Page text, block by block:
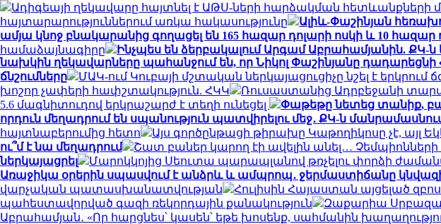
Ադիգեայի ղեկավարը հայտնել է ԱԹՍ-ների հարձակման հետևանքների
հայտարարություններում առկա հակասությունը
Ալիև-Փաշինյան
ամյա կնոջ բնակարանից գողացել են 165 հազար դոլարի ոսկի և 10 հազար
համաձայնագիրը
Ինչպես են ձերբակալում Արգամ Աբրահամյանին. ՔԿ-
նախկին ղեկավարները պահանջում են, որ Նիկոլ Փաշինյանը
ճնշումները
ՄԱԿ-ում Կուբայի մշտական ​​ներկայացուցիչը նշել է
խոշոր չափերի հափշտակություն. ՀԿԿ
Ռուսաստանից Ադրբեջանի
5.6 մագնիտուդով երկրաշարժ է տեղի ունեցել
Փաթեթը նետեց տանիք,
որդուն մեղադրում են սպանություն պատվիրելու մեջ․ ՔԿ-ն
հայտնաբերումից հետո
Այս գործընթացի թիրախը Կաթողիկոսը չէ, այլ
ու՞մ է նա մեղադրում
Շատ բաներ կարող էի ավելին անել…
ներկայացրել
Մարոկկոյից Սեուտա պարապլանով թռչելու փորձի
Առաջիկա օրերին սպասվում է անձրև և ամպրոպ․ ջերմաստիճանը
վարչական պատասխանատվության
Հուլիսին Հայաստան այցելած
պահեստավորված գազի ռեկորդային քանակություն
Զաքարիա
Աբրահամյան․ «Որ հարցնես՝ կասեն՝ եթե խոսենք, սահմանին